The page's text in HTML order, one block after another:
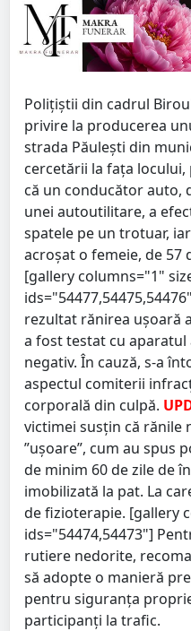
Polițiștii din cadrul
privire la producerea
strada Păulești din
cercetării la fața
că un conducător auto,
unei autoutilitare, a
spatele pe un trotuar,
acroșat o femeie, de 57
[gallery columns="1"
rezultat rănirea ușoară
a fost testat cu
negativ. În cauză, s-a
aspectul comiterii
corporală din culpă.
victimei susțin că rănile
”ușoare”, cum au spus
de minim 60 de zile de
imobilizată la pat. La
de fizioterapie. [gallery
ids="54474,54473"]
rutiere nedorite,
să adopte o manieră
pentru siguranţa
participanţi la trafic.